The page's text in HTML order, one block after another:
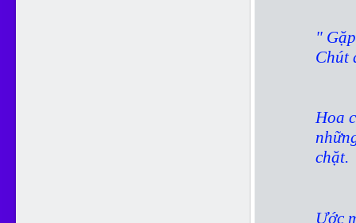
"
Chút
Hoa
chặt.
Ước